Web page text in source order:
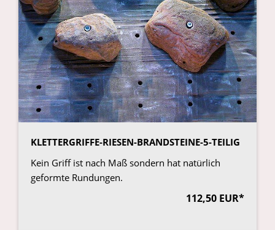
KLETTERGRIFFE-RIESEN-BRANDSTEINE-5-TEILIG
Kein Griff ist nach Maß sondern hat natürlich
geformte Rundungen.
112,50 EUR*